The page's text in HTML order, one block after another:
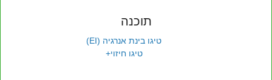
תוכנה
טיגו בינת אנרגיה (EI)
טיגו חיזוי+